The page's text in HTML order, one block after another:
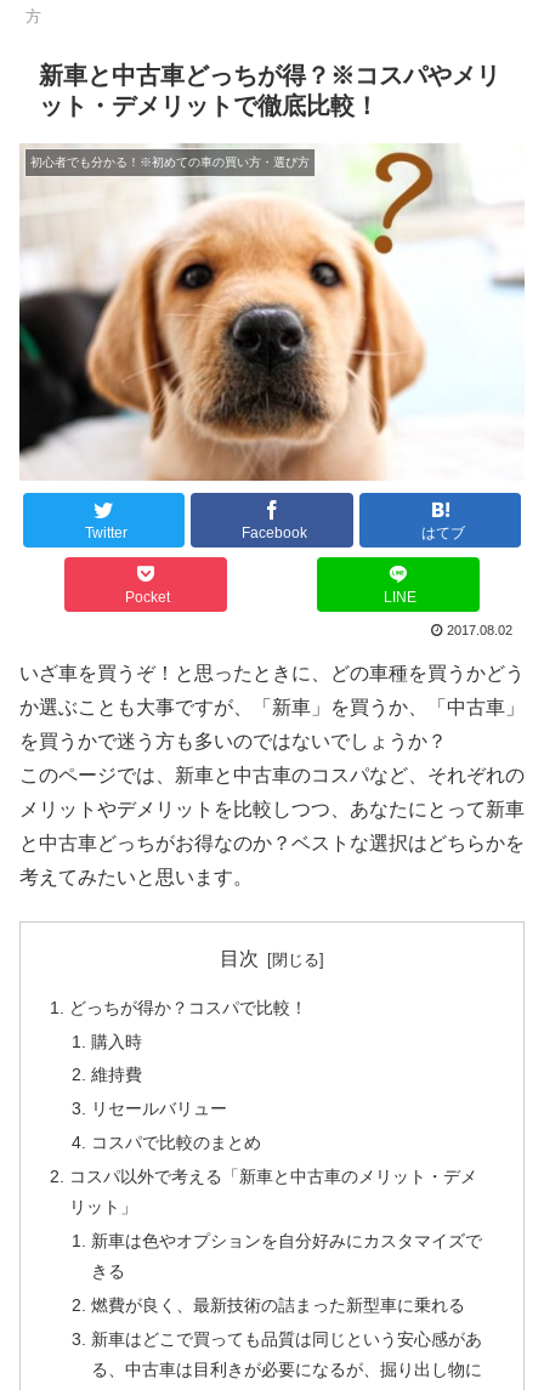
方
新車と中古車どっちが得？※コスパやメリ
ット・デメリットで徹底比較！
初心者でも分かる！※初めての車の買い方・選び方
Twitter Facebook はてブ
Pocket LINE
2017.08.02
いざ車を買うぞ！と思ったときに、どの車種を買うかどう
か選ぶことも大事ですが、「新車」を買うか、「中古車」
を買うかで迷う方も多いのではないでしょうか？
このページでは、新車と中古車のコスパなど、それぞれの
メリットやデメリットを比較しつつ、あなたにとって新車
と中古車どっちがお得なのか？ベストな選択はどちらかを
考えてみたいと思います。
目次
どっちが得か？コスパで比較！
購入時
維持費
リセールバリュー
コスパで比較のまとめ
コスパ以外で考える「新車と中古車のメリット・デメ
リット」
新車は色やオプションを自分好みにカスタマイズで
きる
燃費が良く、最新技術の詰まった新型車に乗れる
新車はどこで買っても品質は同じという安心感があ
る、中古車は目利きが必要になるが、掘り出し物に